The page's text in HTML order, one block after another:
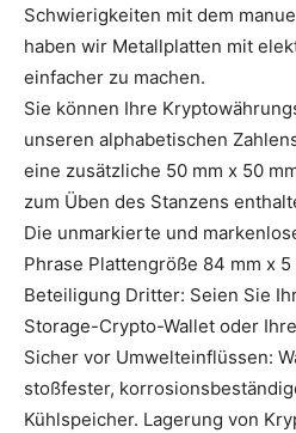
Schwierigkeiten mit dem
haben wir Metallplatten mit
einfacher zu machen.
Sie können Ihre
unseren alphabetischen
eine zusätzliche 50 mm x 50
zum Üben des Stanzens
Die unmarkierte und
Phrase Plattengröße 84 mm x 5
Beteiligung Dritter: Seien Sie
Storage-Crypto-Wallet oder
Sicher vor Umwelteinflüssen:
stoßfester,
Kühlspeicher. Lagerung von